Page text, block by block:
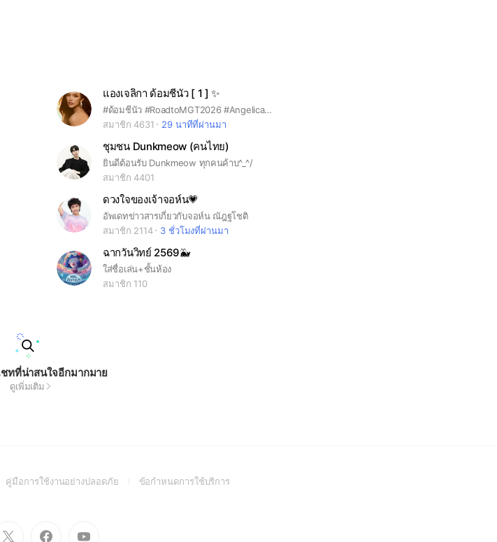
แองเจลิกา ด้อมชีนัว [ 1 ] ✨️
#ด้อมชีนัว #RoadtoMGT2026 #AngelicaRsiam #แองเจลิกาอาร์สยาม
สมาชิก 4631
29 นาทีที่ผ่านมา
ชุมชน Dunkmeow (คนไทย)
ยินดีต้อนรับ Dunkmeow ทุกคนค้าบ^_^/
สมาชิก 4401
ดวงใจของเจ้าจอห์น💗
อัพเดทข่าวสารเกี่ยวกับจอห์น ณัฎฐโชติ
สมาชิก 2114
3 ชั่วโมงที่ผ่านมา
ฉากวันวิทย์ 2569🐳
ใส่ชื่อเล่น+ชั้นห้อง
สมาชิก 110
ทที่น่าสนใจอีกมากมาย
ดูเพิ่มเติม
คู่มือการใช้งานอย่างปลอดภัย(Openข้อกำหนดการใช้บริการ(Open
Go
Go